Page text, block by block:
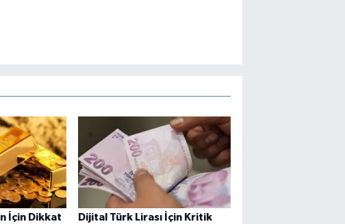
İçin Dikkat
Dijital Türk Lirası İçin Kritik